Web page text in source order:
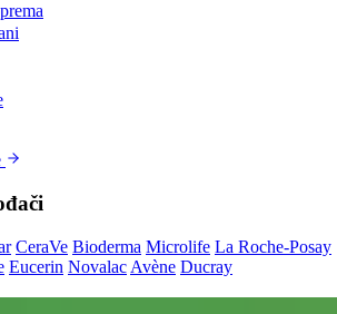
CeraVe Bioderma Microlife La Roche-Posay
Eucerin Novalac Avène Ducray